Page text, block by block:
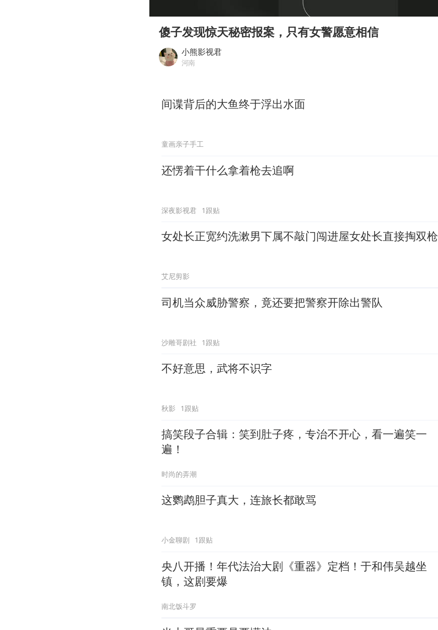
媒体：“内容由AI生成”不是免责盾牌
人民的健康、体质、幸福一脉相承
傻子发现惊天秘密报案，只有女警愿意相信
小熊影视君
河南
间谍背后的大鱼终于浮出水面
童画亲子手工
还愣着干什么拿着枪去追啊
深夜影视君 1跟贴
女处长正宽约洗漱男下属不敲门闯进屋女处长直接掏双枪
艾尼剪影
司机当众威胁警察，竟还要把警察开除出警队
沙雕哥剧社 1跟贴
不好意思，武将不识字
秋影 1跟贴
搞笑段子合辑：笑到肚子疼，专治不开心，看一遍笑一
遍！
时尚的弄潮
这鹦鹉胆子真大，连旅长都敢骂
小金聊剧 1跟贴
央八开播！年代法治大剧《重器》定档！于和伟吴越坐
镇，这剧要爆
南北饭斗罗